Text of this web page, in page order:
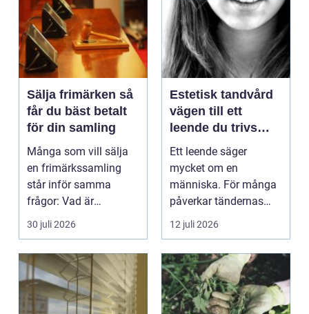
Sälja frimärken så
får du bäst betalt
för din samling
Många som vill sälja
en frimärkssamling
står inför samma
frågor: Vad är
samlingen värd? Var
vänder m...
30 juli 2026
Estetisk tandvård
vägen till ett
leende du trivs
med
Ett leende säger
mycket om en
människa. För många
påverkar tändernas
utseende både
självförtroendet ...
12 juli 2026